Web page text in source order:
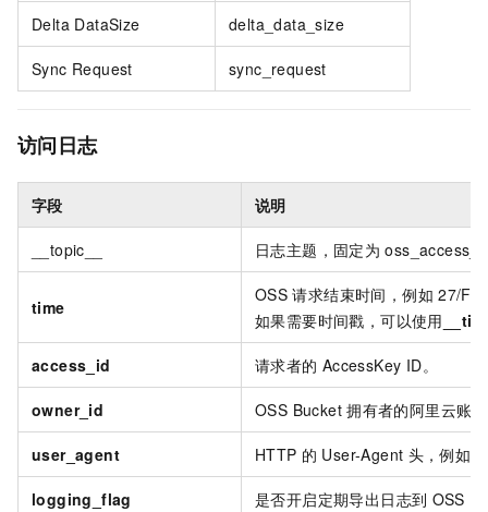
Delta DataSize delta_data_size
Sync Request sync_request
访问日志
字段 说明
__topic__ 日志主题，固定为
time
OSS 请求结束时间，例如 27/
如果需要时间戳，可以使用
access_id 请求者的 AccessKey ID。
owner_id OSS Bucket 拥有者的阿里云账号
user_agent HTTP 的 User-Agent 头，例如
logging_flag 是否开启定期导出日志到 OSS